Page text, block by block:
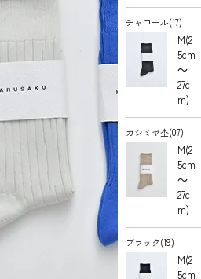
チャコール(17)
M(2
5cm
～
27c
m)
カシミヤ杢(07)
M(2
5cm
～
27c
m)
ブラック(19)
M(2
5cm